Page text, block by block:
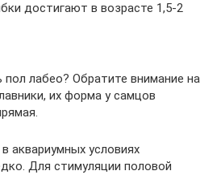
достигают в возрасте 1,5-2
пол лабео? Обратите внимание на
их форма у самцов
аквариумных условиях
Для стимуляции половой